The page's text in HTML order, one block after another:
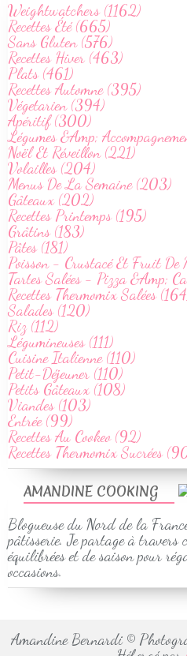
AMANDINE COOKING
Blogueuse du Nord de la
pâtisserie. Je partage à travers
équilibrées et de saison pour
occasions.
Weightwatchers (1162)
Recettes Été (665)
Sans Gluten (576)
Recettes Hiver (463)
Plats (461)
Recettes Automne (395)
Végetarien (394)
Apéritif (300)
Légumes &Amp;
Noël Et Réveillon (221)
Volailles (204)
Menus De La Semaine (203)
Gâteaux (202)
Recettes Printemps (195)
Grâtins (183)
Pâtes (181)
Poisson - Crustacé Et Fruit De
Tartes Salées - Pizza &Amp;
Recettes Thermomix Salées
Salades (120)
Riz (112)
Légumineuses (111)
Cuisine Italienne (110)
Petit-Déjeuner (110)
Petits Gâteaux (108)
Viandes (103)
Entrée (99)
Recettes Au Cookeo (92)
Recettes Thermomix Sucrées
Amandine Bernardi ©